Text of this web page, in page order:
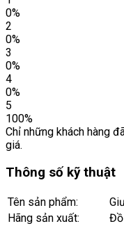
0%
2
0%
3
0%
4
0%
5
100%
Chỉ những khách hàng
giá.
Thông số kỹ thuật
Tên sản phẩm:
Hãng sản xuất:
Đồ